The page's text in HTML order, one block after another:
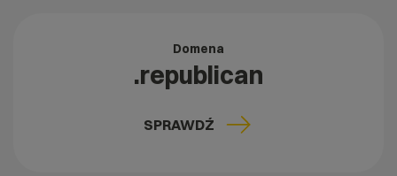
Domena
.republican
SPRAWDŹ